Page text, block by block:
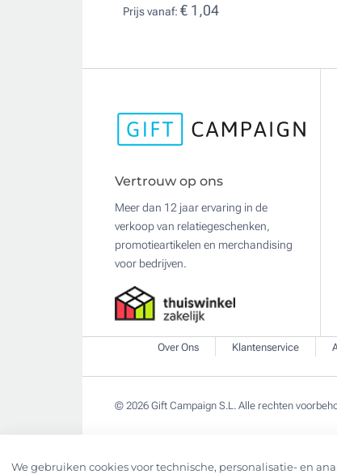
Prijs vanaf: € 1,04
Vertrouw op ons
Meer dan 12 jaar ervaring in de
verkoop van relatiegeschenken,
promotieartikelen en merchandising
voor bedrijven.
Over Ons Klantenservice
© 2026 Gift Campaign S.L. Alle rechten
We gebruiken cookies voor technische, personalisatie- en